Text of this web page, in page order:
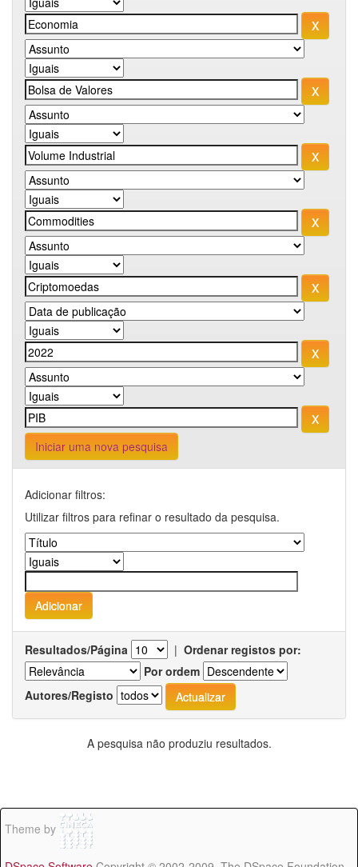
Iniciar uma nova pesquisa
Adicionar filtros:
Utilizar filtros para refinar o resultado da pesquisa.
Resultados/Página | Ordenar registos por:
Por ordem
Autores/Registo
A pesquisa não produziu resultados.
Theme by